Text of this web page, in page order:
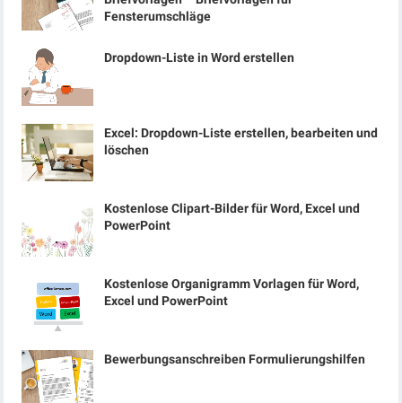
Fensterumschläge
Dropdown-Liste in Word erstellen
Excel: Dropdown-Liste erstellen, bearbeiten und
löschen
Kostenlose Clipart-Bilder für Word, Excel und
PowerPoint
Kostenlose Organigramm Vorlagen für Word,
Excel und PowerPoint
Bewerbungsanschreiben Formulierungshilfen